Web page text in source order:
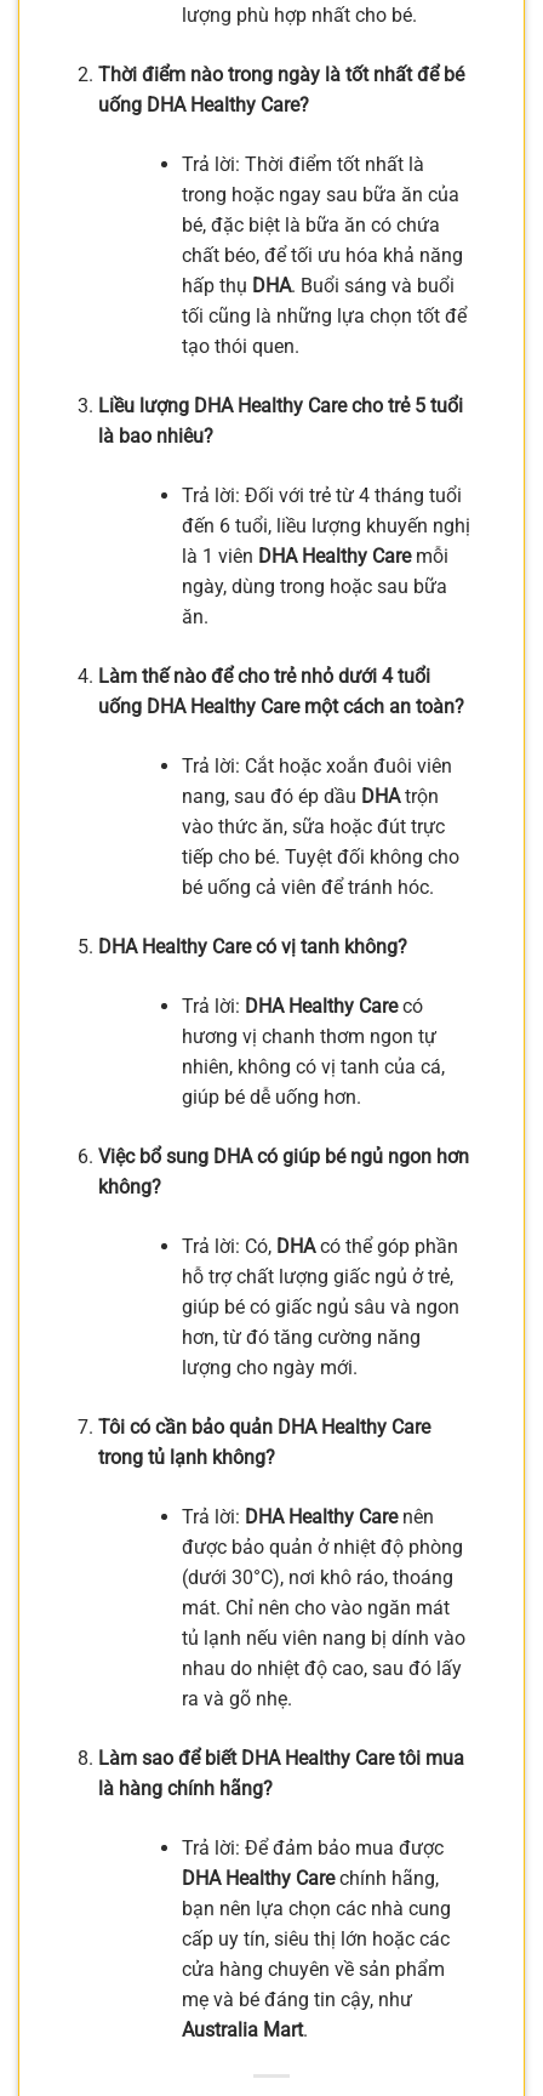
lượng phù hợp nhất cho bé.
Thời điểm nào trong ngày là tốt nhất để bé
uống DHA Healthy Care?
Trả lời: Thời điểm tốt nhất là
trong hoặc ngay sau bữa ăn của
bé, đặc biệt là bữa ăn có chứa
chất béo, để tối ưu hóa khả năng
hấp thụ DHA. Buổi sáng và buổi
tối cũng là những lựa chọn tốt để
tạo thói quen.
Liều lượng DHA Healthy Care cho trẻ 5 tuổi
là bao nhiêu?
Trả lời: Đối với trẻ từ 4 tháng tuổi
đến 6 tuổi, liều lượng khuyến nghị
là 1 viên DHA Healthy Caremỗi
ngày, dùng trong hoặc sau bữa
ăn.
Làm thế nào để cho trẻ nhỏ dưới 4 tuổi
uống DHA Healthy Care một cách an toàn?
Trả lời: Cắt hoặc xoắn đuôi viên
nang, sau đó ép dầu DHAtrộn
vào thức ăn, sữa hoặc đút trực
tiếp cho bé. Tuyệt đối không cho
bé uống cả viên để tránh hóc.
DHA Healthy Care có vị tanh không?
Trả lời: DHA Healthy Carecó
hương vị chanh thơm ngon tự
nhiên, không có vị tanh của cá,
giúp bé dễ uống hơn.
Việc bổ sung DHA có giúp bé ngủ ngon hơn
không?
Trả lời: Có, DHAcó thể góp phần
hỗ trợ chất lượng giấc ngủ ở trẻ,
giúp bé có giấc ngủ sâu và ngon
hơn, từ đó tăng cường năng
lượng cho ngày mới.
Tôi có cần bảo quản DHA Healthy Care
trong tủ lạnh không?
Trả lời: DHA Healthy Carenên
được bảo quản ở nhiệt độ phòng
(dưới 30°C), nơi khô ráo, thoáng
mát. Chỉ nên cho vào ngăn mát
tủ lạnh nếu viên nang bị dính vào
nhau do nhiệt độ cao, sau đó lấy
ra và gõ nhẹ.
Làm sao để biết DHA Healthy Care tôi mua
là hàng chính hãng?
Trả lời: Để đảm bảo mua được
DHA Healthy Carechính hãng,
bạn nên lựa chọn các nhà cung
cấp uy tín, siêu thị lớn hoặc các
cửa hàng chuyên về sản phẩm
mẹ và bé đáng tin cậy, như
Australia Mart.